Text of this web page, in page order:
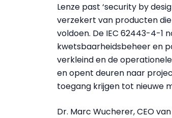
Lenze past ‘security by
verzekert van producten
voldoen. De IEC 62443-4-1
kwetsbaarheidsbeheer en
verkleind en de
en opent deuren naar
toegang krijgen tot nieuwe
Dr. Marc Wucherer, CEO